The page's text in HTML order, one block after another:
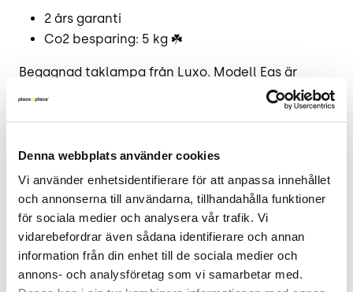
Denna webbplats använder cookies
Vi använder enhetsidentifierare för att anpassa innehållet
och annonserna till användarna, tillhandahålla funktioner
för sociala medier och analysera vår trafik. Vi
vidarebefordrar även sådana identifierare och annan
information från din enhet till de sociala medier och
annons- och analysföretag som vi samarbetar med.
2 års garanti
Co2 besparing: 5 kg ☘️
Begagnad taklampa från Luxo. Modell Eas är
designad av Olle Andersson. Eas är en klassiskt
vitlackad metall med vit textilsladd. Ljuskälla
Kompaktlysrör.
Nypris ca 4000:-
Läs mer - tillverkarens produktsida.
.